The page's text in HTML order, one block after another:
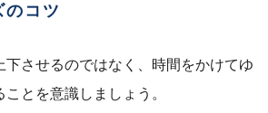
のコツ
下させるのではなく、時間をかけてゆ
とを意識しましょう。